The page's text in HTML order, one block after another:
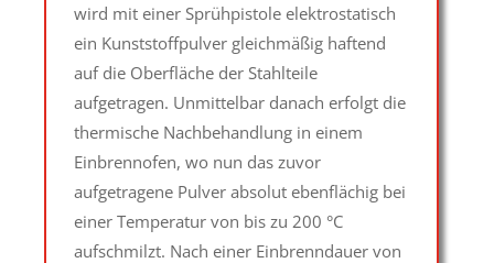
wird mit einer Sprühpistole elektrostatisch
ein Kunststoffpulver gleichmäßig haftend
auf die Oberfläche der Stahlteile
aufgetragen. Unmittelbar danach erfolgt die
thermische Nachbehandlung in einem
Einbrennofen, wo nun das zuvor
aufgetragene Pulver absolut ebenflächig bei
einer Temperatur von bis zu 200 °C
aufschmilzt. Nach einer Einbrenndauer von